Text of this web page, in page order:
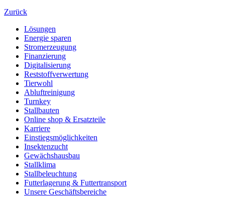
Zurück
Lösungen
Energie sparen
Stromerzeugung
Finanzierung
Digitalisierung
Reststoffverwertung
Tierwohl
Abluftreinigung
Turnkey
Stallbauten
Online shop & Ersatzteile
Karriere
Einstiegsmöglichkeiten
Insektenzucht
Gewächshausbau
Stallklima
Stallbeleuchtung
Futterlagerung & Futtertransport
Unsere Geschäftsbereiche